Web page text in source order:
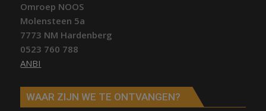
Omroep NOOS
Molensteen 5a
7773 NM Hardenberg
0523 760 788
ANBI
WAAR ZIJN WE TE ONTVANGEN?